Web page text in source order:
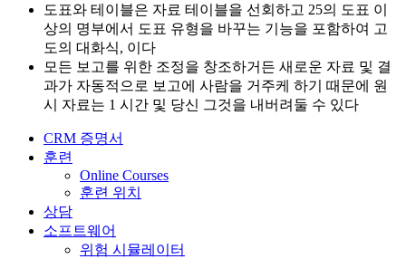
도표와 테이블은 자료 테이블을 선회하고 25의 도표 이
상의 명부에서 도표 유형을 바꾸는 기능을 포함하여 고
도의 대화식, 이다
모든 보고를 위한 조정을 창조하거든 새로운 자료 및 결
과가 자동적으로 보고에 사람을 거주케 하기 때문에 원
시 자료는 1 시간 및 당신 그것을 내버려둘 수 있다
CRM 증명서
훈련
Online Courses
훈련 위치
상담
소프트웨어
위험 시뮬레이터